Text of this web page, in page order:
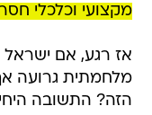
מקצועי וכלכלי
אז רגע, אם ישראל
מלחמתית גרועה
הזה? התשובה